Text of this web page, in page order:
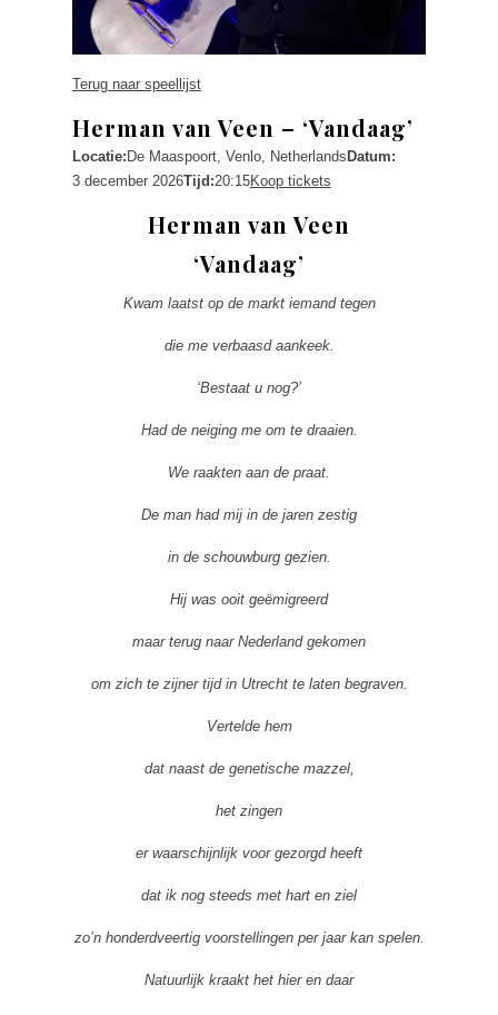
Terug naar speellijst
Herman van Veen – ‘Vandaag’
Locatie: De Maaspoort, Venlo, Netherlands Datum:
3 december 2026Tijd:20:15Koop tickets
Herman van Veen
‘Vandaag’
Kwam laatst op de markt iemand tegen
die me verbaasd aankeek.
‘Bestaat u nog?’
Had de neiging me om te draaien.
We raakten aan de praat.
De man had mij in de jaren zestig
in de schouwburg gezien.
Hij was ooit geëmigreerd
maar terug naar Nederland gekomen
om zich te zijner tijd in Utrecht te laten begraven.
Vertelde hem
dat naast de genetische mazzel,
het zingen
er waarschijnlijk voor gezorgd heeft
dat ik nog steeds met hart en ziel
zo’n honderdveertig voorstellingen per jaar kan spelen.
Natuurlijk kraakt het hier en daar